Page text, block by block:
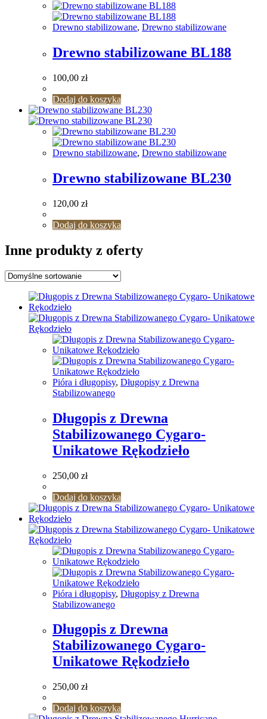
Drewno stabilizowane, Drewno stabilizowane
Drewno stabilizowane BL188
100,00 zł
Dodaj do koszyka
Drewno stabilizowane, Drewno stabilizowane
Drewno stabilizowane BL230
120,00 zł
Dodaj do koszyka
Inne produkty z oferty
Pióra i długopisy, Długopisy z Drewna
Stabilizowanego
Długopis z Drewna
Stabilizowanego Cygaro-
Unikatowe Rękodzieło
250,00 zł
Dodaj do koszyka
Pióra i długopisy, Długopisy z Drewna
Stabilizowanego
Długopis z Drewna
Stabilizowanego Cygaro-
Unikatowe Rękodzieło
250,00 zł
Dodaj do koszyka